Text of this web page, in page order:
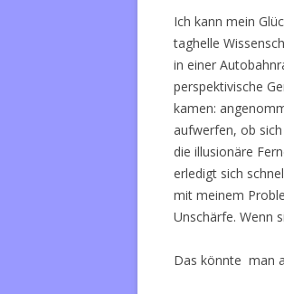
Ich kann mein
taghelle
in einer
perspektivische
kamen:
aufwerfen, ob
die illusionäre
erledigt sich
mit meinem
Unschärfe. Wenn
Das könnte man